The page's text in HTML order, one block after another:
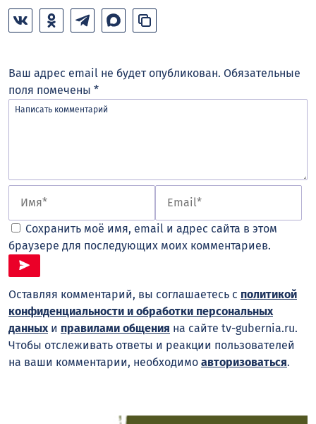
Ваш адрес email не будет опубликован. Обязательные
поля помечены *
Сохранить моё имя, email и адрес сайта в этом
браузере для последующих моих комментариев.
Оставляя комментарий, вы соглашаетесь с политикой
конфиденциальности и обработки персональных
данных и правилами общения на сайте tv-gubernia.ru.
Чтобы отслеживать ответы и реакции пользователей
на ваши комментарии, необходимо авторизоваться.